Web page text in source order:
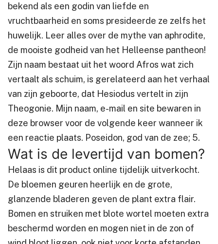
bekend als een godin van liefde en
vruchtbaarheid en soms presideerde ze zelfs het
huwelijk. Leer alles over de mythe van aphrodite,
de mooiste godheid van het Helleense pantheon!
Zijn naam bestaat uit het woord Afros wat zich
vertaalt als schuim, is gerelateerd aan het verhaal
van zijn geboorte, dat Hesiodus vertelt in zijn
Theogonie. Mijn naam, e-mail en site bewaren in
deze browser voor de volgende keer wanneer ik
een reactie plaats. Poseidon, god van de zee; 5.
Wat is de levertijd van bomen?
Helaas is dit product online tijdelijk uitverkocht.
De bloemen geuren heerlijk en de grote,
glanzende bladeren geven de plant extra flair.
Bomen en struiken met blote wortel moeten extra
beschermd worden en mogen niet in de zon of